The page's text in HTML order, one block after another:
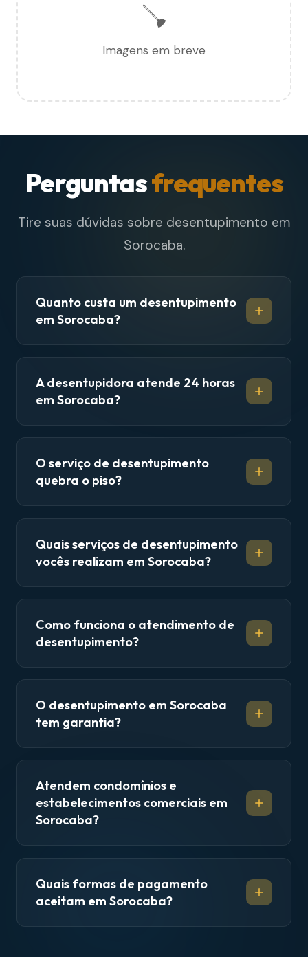
🪠
Imagens em breve
Perguntasfrequentes
Tire suas dúvidas sobre desentupimento em
Sorocaba.
Quanto custa um desentupimento
em Sorocaba?
A desentupidora atende 24 horas
em Sorocaba?
O serviço de desentupimento
quebra o piso?
Quais serviços de desentupimento
vocês realizam em Sorocaba?
Como funciona o atendimento de
desentupimento?
O desentupimento em Sorocaba
tem garantia?
Atendem condomínios e
estabelecimentos comerciais em
Sorocaba?
Quais formas de pagamento
aceitam em Sorocaba?